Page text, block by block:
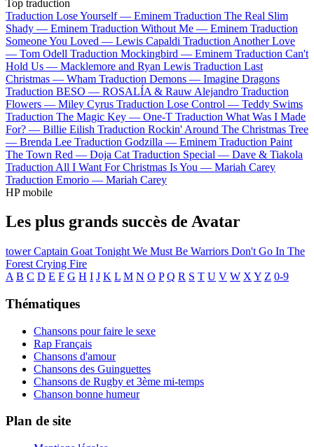
Top traduction
Traduction Lose Yourself — Eminem Traduction The Real Slim
Shady — Eminem Traduction Without Me — Eminem Traduction
Someone You Loved — Lewis Capaldi Traduction Another Love
— Tom Odell Traduction Mockingbird — Eminem Traduction Can't
Hold Us — Macklemore and Ryan Lewis Traduction Last
Christmas — Wham Traduction Demons — Imagine Dragons
Traduction BESO — ROSALÍA & Rauw Alejandro Traduction
Flowers — Miley Cyrus Traduction Lose Control — Teddy Swims
Traduction The Magic Key — One-T Traduction What Was I Made
For? — Billie Eilish Traduction Rockin' Around The Christmas Tree
— Brenda Lee Traduction Godzilla — Eminem Traduction Paint
The Town Red — Doja Cat Traduction Special — Dave & Tiakola
Traduction All I Want For Christmas Is You — Mariah Carey
Traduction Emorio — Mariah Carey
HP mobile
Les plus grands succès de Avatar
towerCaptain Goat Tonight We Must Be Warriors Don't Go In The
Forest Crying Fire
A B C D E F G H I J K L M N O P Q R S T U V W X Y Z 0-9
Thématiques
Chansons pour faire le sexe
Rap Français
Chansons d'amour
Chansons des Guinguettes
Chansons de Rugby et 3ème mi-temps
Chanson bonne humeur
Plan de site